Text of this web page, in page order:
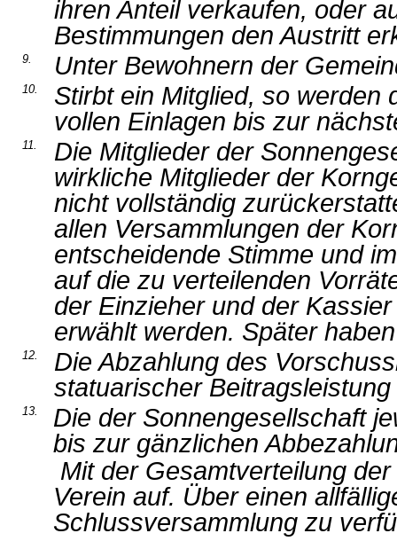
ihren Anteil verkaufen, oder
Bestimmungen den Austritt
9. Unter Bewohnern der
10.
Stirbt ein Mitglied, so werden
vollen Einlagen bis zur
11.
Die Mitglieder der
wirkliche Mitglieder der
nicht vollständig
allen Versammlungen der
entscheidende Stimme und
auf die zu verteilenden
der Einzieher und der
erwählt werden. Später
12.
Die Abzahlung des
statuarischer
13.
Die der Sonnengesellschaft
bis zur gänzlichen
Mit der Gesamtverteilung
Verein auf. Über einen
Schlussversammlung zu